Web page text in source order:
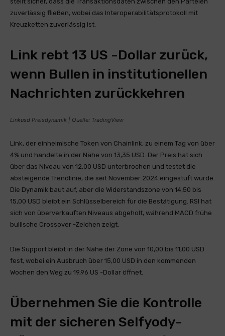
zuverlässig fließen, wobei das Interoperabilitätsprotokoll mit
Kreuzketten zuverlässig ist.
Link rebt 13 US -Dollar zurück,
wenn Bullen in institutionellen
Nachrichten zurückkehren
Linkusd Preisdynamik | Quelle: TradingView
Link, der einheimische Token von Chainlink, zu einem Tag von über
4% und handelte in der Nähe von 13,35 USD. Der Preis hat sich
über das Niveau von 12,00 USD unterbrochen und testet die
absteigende Trendlinie, die seit November 2024 eingestuft wurde.
Die Dynamik baut auf, aber die Widerstandszone von 14,50 bis
15,00 USD bleibt ein Schlüsselbereich für die Bestätigung. RSI hat
sich von überverkauften Niveaus abgeholt, während MACD frühe
bullische Crossover -Zeichen zeigt.
Die Support bleibt in der Nähe der Zone von 10,00 bis 11,00 USD
fest, wobei ein Ausbruch über 15,00 USD in den kommenden
Wochen den Weg zu 19,96 US -Dollar öffnet.
Übernehmen Sie die Kontrolle
mit der sicheren Selfyody-